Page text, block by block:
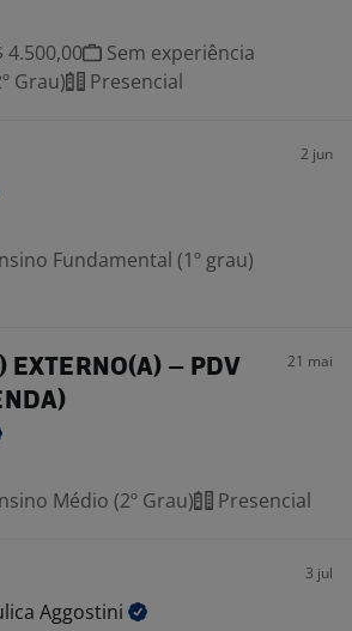
4.500,00
Sem experiência
Grau)
Presencial
2 jun
Fundamental (1º grau)
EXTERNO(A) – PDV
21 mai
Médio (2º Grau) Presencial
3 jul
Aggostini